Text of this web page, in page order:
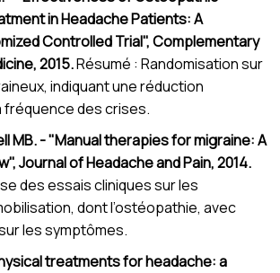
in Headache Patients: A
Controlled Trial", Complementary
2015.Résumé : Randomisation sur
indiquant une réduction
fréquence des crises.
MB. - "Manual therapies for migraine: A
Journal of Headache and Pain, 2014.
des essais cliniques sur les
dont l’ostéopathie, avec
les symptômes.
treatments for headache: a